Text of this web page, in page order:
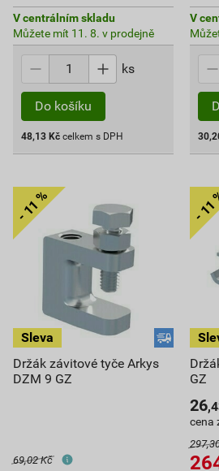
V centrálním skladu
Můžete mít 11. 8. v prodejně
ks
Do košíku
48,13 Kč celkem s DPH
V
Držák závitové tyče Arkys
DZM 9 GZ
69,02 Kč
GZ
26
cena